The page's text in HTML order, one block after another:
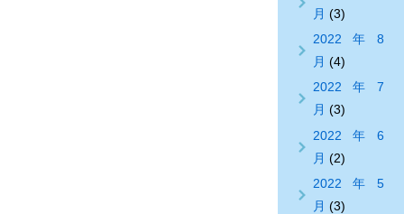
月 (3)
2022年8
月 (4)
2022年7
月 (3)
2022年6
月 (2)
2022年5
月 (3)